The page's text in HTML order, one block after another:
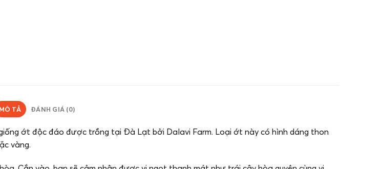
MÔ TẢ ĐÁNH GIÁ (0)
ớt độc đáo được trồng tại Đà Lạt bởi Dalavi Farm. Loại ớt này có hình dáng thon
vàng.